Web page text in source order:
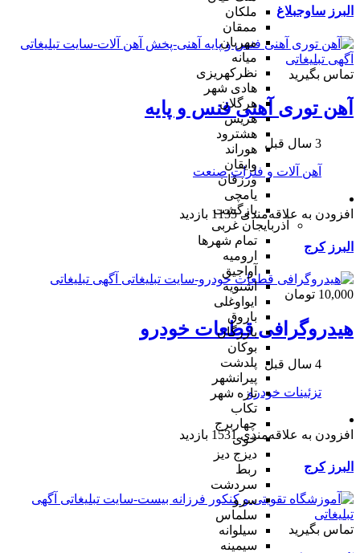
ملکان
ممقان
مهربان
میانه
نظرکهریزی
هادی شهر
هرگلان
هریس
هشترود
هوراند
وایقان
ورزقان
یامچی
بازگشت
آذربایجان غربی
تمام شهر‌ها
ارومیه
آواجیق
اشنویه
ایواوغلی
باروق
بازرگان
بوکان
پلدشت
پیرانشهر
تازه شهر
تکاب
چهاربرج
خوی
دیزج دیز
ربط
سردشت
سرو
سلماس
سیلوانه
سیمینه
البرز ساوجبلاغ
تماس بگیرید
آهن توری آهنی فنس و پایه
3 سال قبل
آهن آلات و فلزات صنعت
افزودن به علاقه‌مندی 1135 بازدید
البرز کرج
10,000 تومان
هیدروگرافی قطعات خودرو
4 سال قبل
تزئینات خودرو
افزودن به علاقه‌مندی 1531 بازدید
البرز کرج
تماس بگیرید